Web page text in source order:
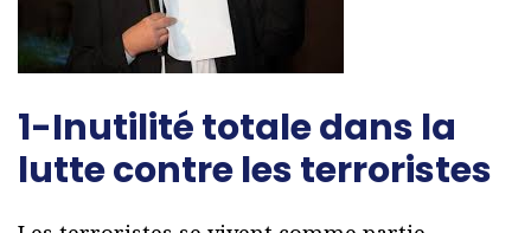
1-Inutilité totale dans la
lutte contre les terroristes